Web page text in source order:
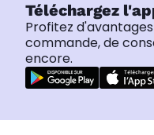
Téléchargez
Profitez
commande, de
encore.